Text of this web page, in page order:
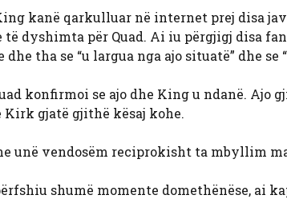
kanë qarkulluar në internet prej disa
dyshimta për Quad. Ai iu përgjigj disa
tha se “u largua nga ajo situatë” dhe se
konfirmoi se ajo dhe King u ndanë. Ajo
gjatë gjithë kësaj kohe.
unë vendosëm reciprokisht ta mbyllim
shumë momente domethënëse, ai